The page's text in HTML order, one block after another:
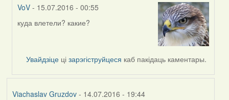
VoV - 15.07.2016 - 00:55
In
(госць)
куда влетели? какие?
Увайдзіце цізарэгіструйцеся каб пакідаць каментары.
Viachaslav Gruzdov- 14.07.2016 - 19:44